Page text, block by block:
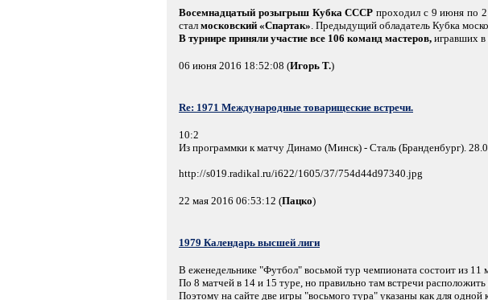
Восемнадцатый розыгрыш Кубка СССР проходил с 9 июня по 2
стал московский «Спартак» . Предыдущий обладатель Кубка
В турнире приняли участие все 106 команд мастеров, игравших в
06 июня 2016 18:52:08 (Игорь Т.)
Re: 1971 Международные товарищеские встречи.
10:2
Из программки к матчу Динамо (Минск) - Сталь (Бранденбург).
http://s019.radikal.ru/i622/1605/37/754d44d97340.jpg
22 мая 2016 06:53:12 (Пацко)
1979 Календарь высшей лиги
В еженедельнике "Футбол" восьмой тур чемпионата состоит из
По 8 матчей в 14 и 15 туре, но правильно там встречи расположить
Поэтому на сайте две игры "восьмого тура" указаны как для одной